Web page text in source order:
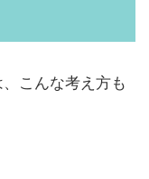
こんな考え方も